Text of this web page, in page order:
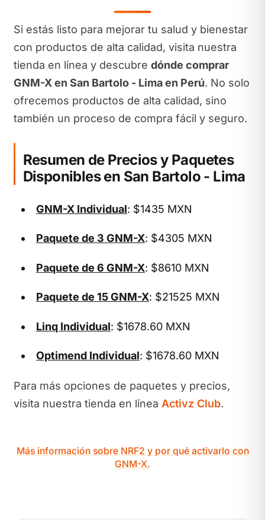
Si estás listo para mejorar tu salud y bienestar
con productos de alta calidad, visita nuestra
tienda en línea y descubre dónde comprar
GNM-X en San Bartolo - Lima en Perú. No solo
ofrecemos productos de alta calidad, sino
también un proceso de compra fácil y seguro.
Resumen de Precios y Paquetes
Disponibles en San Bartolo - Lima
GNM-X Individual: $1435 MXN
Paquete de 3 GNM-X: $4305 MXN
Paquete de 6 GNM-X: $8610 MXN
Paquete de 15 GNM-X: $21525 MXN
Linq Individual: $1678.60 MXN
Optimend Individual: $1678.60 MXN
Para más opciones de paquetes y precios,
visita nuestra tienda en línea Activz Club.
Más información sobre NRF2 y por qué activarlo con
GNM-X.